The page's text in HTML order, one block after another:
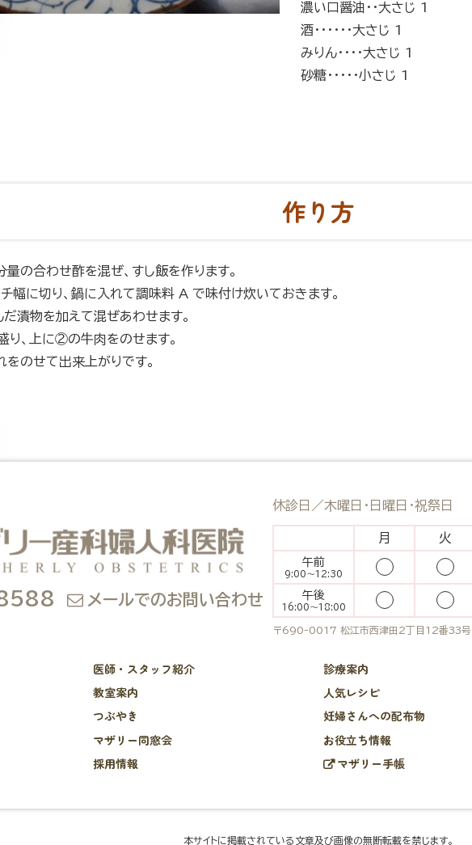
濃い口醤油・・大さじ 1
酒・・・・・・大さじ 1
みりん・・・・大さじ 1
砂糖・・・・・小さじ 1
作り方
の合わせ酢を混ぜ、すし飯を作ります。
幅に切り、鍋に入れて調味料 A で味付け炊いておきます。
漬物を加えて混ぜあわせます。
、上に②の牛肉をのせます。
をのせて出来上がりです。
メールでのお問い合わせ
休診日／木曜日・日曜日・祝祭日
月 火
午前
9:00～12:30
午後
16:00～18:00
〒690-0017 松江市西津田2丁目12番33号
医師・スタッフ紹介 診療案内
教室案内 人気レシピ
つぶやき 妊婦さんへの配布物
マザリー同窓会 お役立ち情報
採用情報 マザリー手帳
本サイトに掲載されている文章及び画像の無断転載を禁じます。